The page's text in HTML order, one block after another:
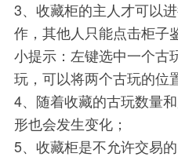
3、收藏柜的主人才可以
作，其他人只能点击柜子
小提示：左键选中一个古
玩，可以将两个古玩的位
4、随着收藏的古玩数量
形也会发生变化；
5、收藏柜是不允许交易